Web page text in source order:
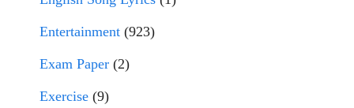
Entertainment (923)
Exam Paper (2)
Exercise (9)